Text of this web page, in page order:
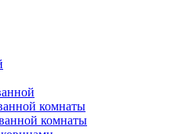
комнаты
комнаты